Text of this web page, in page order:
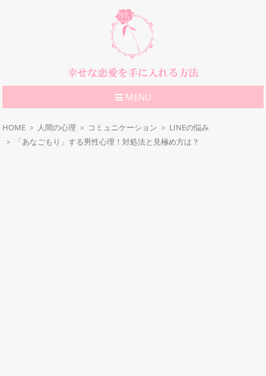
MENU
HOME 人間の心理 コミュニケーション
LINEの悩み
「あなごもり」する男性心理！対処法と見極め方は？